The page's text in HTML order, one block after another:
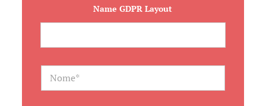
Name GDPR Layout
N
m